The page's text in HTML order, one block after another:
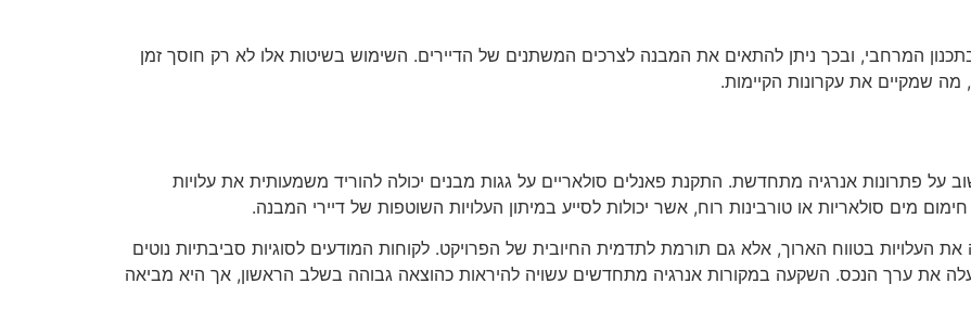
המרחבי, ובכך ניתן להתאים את המבנה לצרכים המשתנים של הדיירים. השימוש בשיטות אלו לא רק חוסך זמן
שמקיים את עקרונות הקיימות.
על פתרונות אנרגיה מתחדשת. התקנת פאנלים סולאריים על גגות מבנים יכולה להוריד משמעותית את עלויות
מים סולאריות או טורבינות רוח, אשר יכולות לסייע במיתון העלויות השוטפות של דיירי המבנה.
העלויות בטווח הארוך, אלא גם תורמת לתדמית החיובית של הפרויקט. לקוחות המודעים לסוגיות סביבתיות נוטים
את ערך הנכס. השקעה במקורות אנרגיה מתחדשים עשויה להיראות כהוצאה גבוהה בשלב הראשון, אך היא מביאה